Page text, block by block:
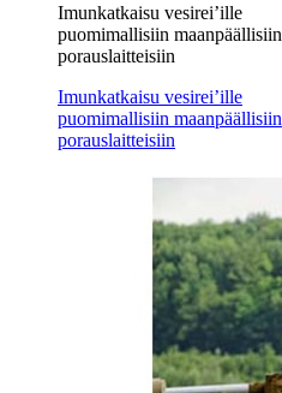
Imunkatkaisu vesirei’ille
puomimallisiin maanpäällisiin
porauslaitteisiin
Imunkatkaisu vesirei’ille
puomimallisiin maanpäällisiin
porauslaitteisiin